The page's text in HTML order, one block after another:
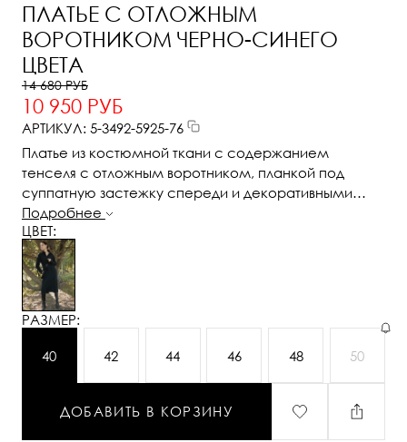
ПЛАТЬЕ С ОТЛОЖНЫМ
ВОРОТНИКОМ ЧЕРНО-СИНЕГО
ЦВЕТА
14 680 РУБ
10 950 РУБ
АРТИКУЛ: 5-3492-5925-76
Платье из костюмной ткани с содержанием
тенселя с отложным воротником, планкой под
суппатную застежку спереди и декоративными
защипами по вертикали в длине миди. Платье
приталивается поясом с пряжкой
Подробнее
ЦВЕТ:
РАЗМЕР:
40 42 44 46 48 50
ДОБАВИТЬ В КОРЗИНУ